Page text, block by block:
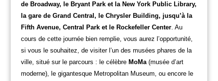
de Broadway, le Bryant Park et la New York Public Library,
la gare de Grand Central, le Chrysler Building, jusqu’à la
Fifth Avenue, Central Park et le Rockefeller Center. Au
cours de cette journée bien remplie, vous aurez l’opportunité,
si vous le souhaitez, de visiter l’un des musées phares de la
ville, situé sur le parcours : le célèbre MoMa(musée d’art
moderne), le gigantesque Metropolitan Museum, ou encore le